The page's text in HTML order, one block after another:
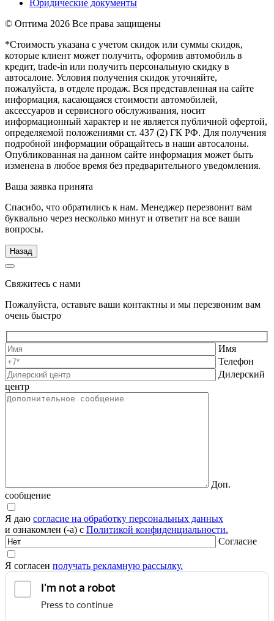
Юридические документы
© Оптима 2026 Все права защищены
*Стоимость указана с учетом скидок или суммы скидок,
которые клиент может получить, оформив автомобиль в
кредит, trade-in или получить персональную скидку в
автосалоне. Условия получения скидок уточняйте,
пожалуйста, в отделе продаж. Вся представленная на сайте
информация, касающаяся стоимости автомобилей,
аксессуаров и сервисного обслуживания, носит
информационный характер и не является публичной офертой,
определяемой положениями ст. 437 (2) ГК РФ. Для получения
подробной информации обращайтесь в наши автосалоны.
Опубликованная на данном сайте информация может быть
изменена в любое время без предварительного уведомления.
Ваша заявка принята
Спасибо, что обратились к нам. Менеджер перезвонит вам
буквально через несколько минут и ответит на все ваши
вопросы.
Назад
Свяжитесь с нами
Пожалуйста, оставьте ваши контактны и мы перезвоним вам
очень быстро
Имя
Телефон
Дилерский
центр
Доп.
сообщение
Я даю согласие на обработку персональных данных
и ознакомлен (-а) с Политикой конфиденциальности.
Согласие
Я согласен получать рекламную рассылку.